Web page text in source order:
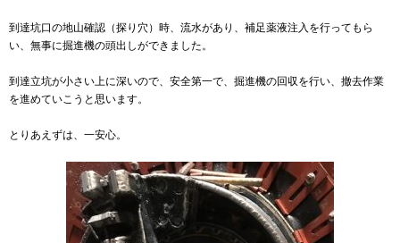
到達坑口の地山確認（探り穴）時、流水があり、補足薬液注入を行ってもら
い、無事に掘進機の頭出しができました。
到達立坑が小さい上に深いので、安全第一で、掘進機の回収を行い、撤去作業
を進めていこうと思います。
とりあえずは、一安心。